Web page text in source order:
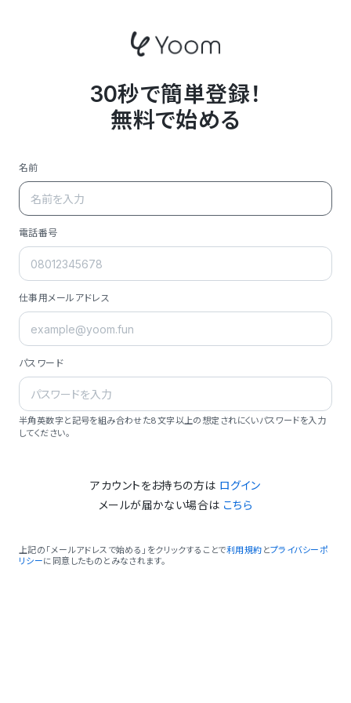
30秒で簡単登録！
無料で始める
名前
電話番号
仕事用メールアドレス
パスワード
半角英数字と記号を組み合わせた8文字以上の想定されにくいパスワードを入力
してください。
アカウントをお持ちの方は ログイン
メールが届かない場合は こちら
上記の「メールアドレスで始める」をクリックすることで利用規約 とプライバシーポ
リシーに同意したものとみなされます。